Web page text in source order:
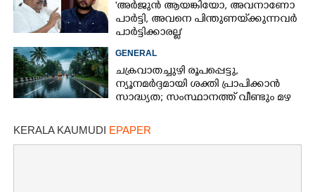
'അർജുൻ ആയങ്കിയോ, അവനാണോ
പാർട്ടി, അവനെ പിന്തുണയ്‌ക്കുന്നവർ
പാർട്ടിക്കാരല്ല'
GENERAL
ചക്രവാതച്ചുഴി രൂപപ്പെട്ടു,
ന്യൂനമർദ്ദമായി ശക്തി പ്രാപിക്കാൻ
സാദ്ധ്യത; സംസ്ഥാനത്ത് വീണ്ടും മഴ
KERALA KAUMUDI EPAPER